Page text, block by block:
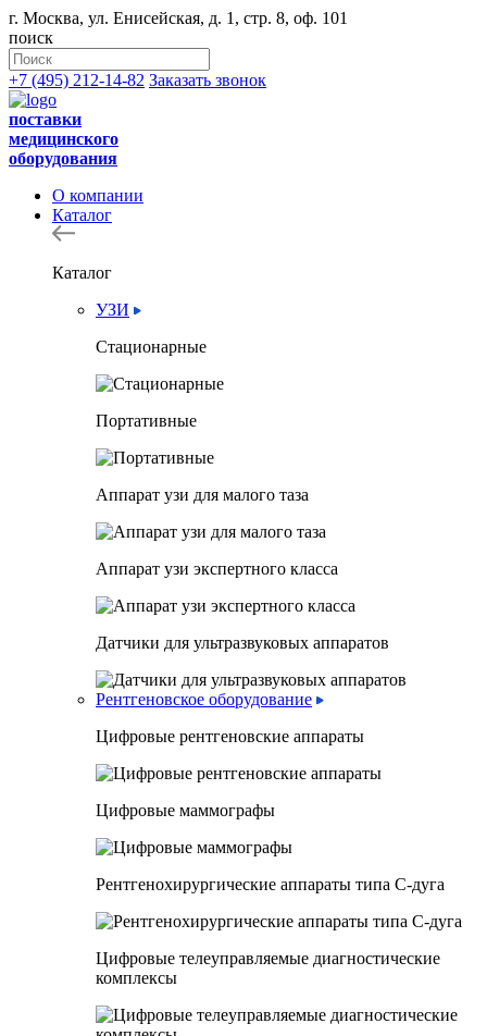
г. Москва, ул. Енисейская, д. 1, стр. 8, оф. 101
поиск
+7 (495) 212-14-82 Заказать звонок
поставки
медицинского
оборудования
О компании
Каталог
Каталог
УЗИ
Стационарные
Портативные
Аппарат узи для малого таза
Аппарат узи экспертного класса
Датчики для ультразвуковых аппаратов
Рентгеновское оборудование
Цифровые рентгеновские аппараты
Цифровые маммографы
Рентгенохирургические аппараты типа C-дуга
Цифровые телеуправляемые диагностические
комплексы